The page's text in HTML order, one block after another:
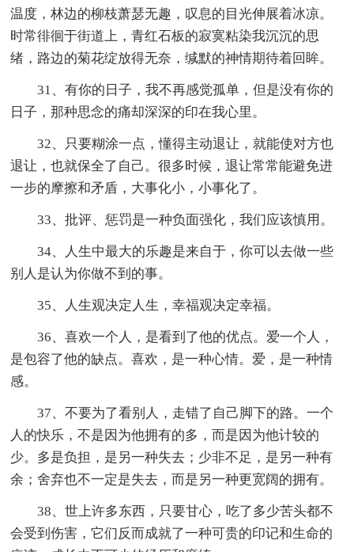
温度，林边的柳枝萧瑟无趣，叹息的目光伸展着冰凉。
时常徘徊于街道上，青红石板的寂寞粘染我沉沉的思
绪，路边的菊花绽放得无奈，缄默的神情期待着回眸。
31、有你的日子，我不再感觉孤单，但是没有你的
日子，那种思念的痛却深深的印在我心里。
32、只要糊涂一点，懂得主动退让，就能使对方也
退让，也就保全了自己。很多时候，退让常常能避免进
一步的摩擦和矛盾，大事化小，小事化了。
33、批评、惩罚是一种负面强化，我们应该慎用。
34、人生中最大的乐趣是来自于，你可以去做一些
别人是认为你做不到的事。
35、人生观决定人生，幸福观决定幸福。
36、喜欢一个人，是看到了他的优点。爱一个人，
是包容了他的缺点。喜欢，是一种心情。爱，是一种情
感。
37、不要为了看别人，走错了自己脚下的路。一个
人的快乐，不是因为他拥有的多，而是因为他计较的
少。多是负担，是另一种失去；少非不足，是另一种有
余；舍弃也不一定是失去，而是另一种更宽阔的拥有。
38、世上许多东西，只要甘心，吃了多少苦头都不
会受到伤害，它们反而成就了一种可贵的印记和生命的